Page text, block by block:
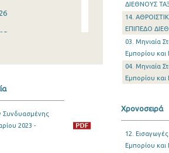
Συνδυασμένης
2023 -
ΔΙΕΘΝΟΥΣ
14.
ΕΠΙΠΕΔΟ
03. Μηνιαία
Εμπορίου και
04. Μηνιαία
Εμπορίου και
Χρονοσειρά
12.
Εμπορίου και